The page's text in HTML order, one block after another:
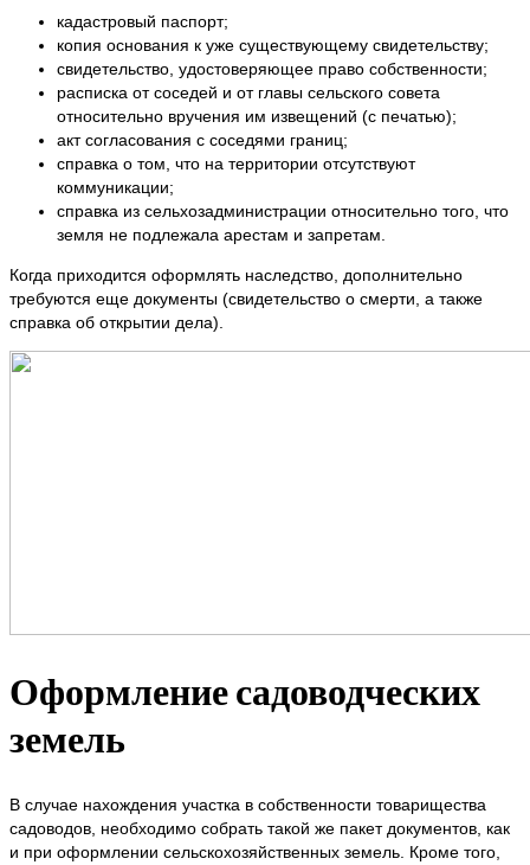
кадастровый паспорт;
копия основания к уже существующему свидетельству;
свидетельство, удостоверяющее право собственности;
расписка от соседей и от главы сельского совета
относительно вручения им извещений (с печатью);
акт согласования с соседями границ;
справка о том, что на территории отсутствуют
коммуникации;
справка из сельхозадминистрации относительно того, что
земля не подлежала арестам и запретам.
Когда приходится оформлять наследство, дополнительно
требуются еще документы (свидетельство о смерти, а также
справка об открытии дела).
Оформление садоводческих
земель
В случае нахождения участка в собственности товарищества
садоводов, необходимо собрать такой же пакет документов, как
и при оформлении сельскохозяйственных земель. Кроме того,